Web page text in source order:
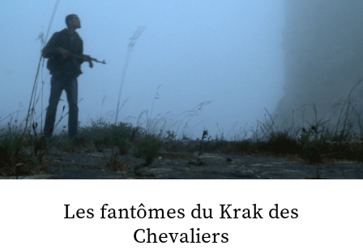
Les fantômes du Krak des
Chevaliers